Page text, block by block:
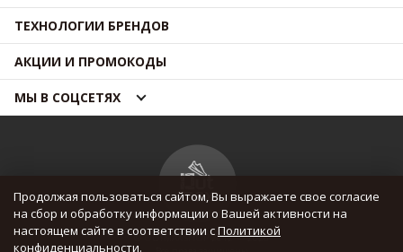
ТЕХНОЛОГИИ БРЕНДОВ
АКЦИИ И ПРОМОКОДЫ
МЫ В СОЦСЕТЯХ
© OUTMAXSHOP 2012 — 2026
Продолжая пользоваться сайтом, Вы выражаете свое согласие
на сбор и обработку информации о Вашей активности на
настоящем сайте в соответствии сПолитикой
конфиденциальности.